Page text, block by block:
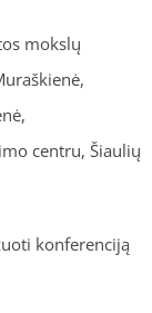
mokslų
centru, Šiaulių
konferenciją